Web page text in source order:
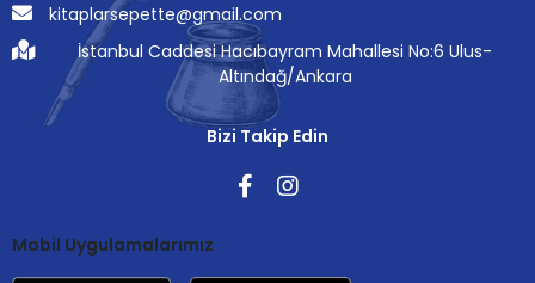
kitaplarsepette@gmail.com
İstanbul Caddesi Hacıbayram Mahallesi No:6 Ulus-
Altındağ/Ankara
Bizi Takip Edin
Mobil Uygulamalarımız